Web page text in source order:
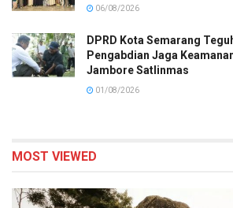
06/08/2026
DPRD Kota Semarang
Pengabdian Jaga
Jambore Satlinmas
01/08/2026
MOST VIEWED